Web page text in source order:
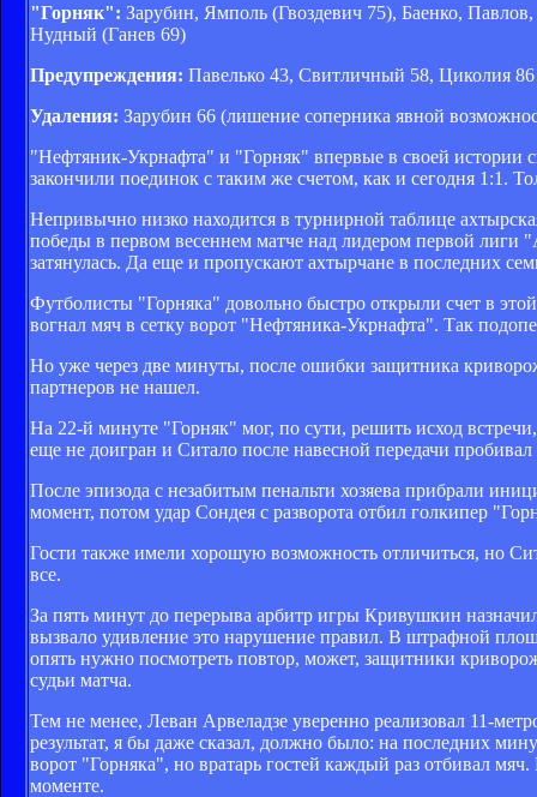
"Горняк": Зарубин, Ямполь (Гвоздевич 75), Баенко,
Нудный (Ганев 69)
Предупреждения: Павелько 43, Свитличный 58, Циколия
Удаления: Зарубин 66 (лишение соперника явной
"Нефтяник-Укрнафта" и "Горняк" впервые в своей истории
закончили поединок с таким же счетом, как и сегодня 1:1.
Непривычно низко находится в турнирной таблице
победы в первом весеннем матче над лидером первой
затянулась. Да еще и пропускают ахтырчане в последних
Футболисты "Горняка" довольно быстро открыли счет в
вогнал мяч в сетку ворот "Нефтяника-Укрнафта". Так
Но уже через две минуты, после ошибки защитника
партнеров не нашел.
На 22-й минуте "Горняк" мог, по сути, решить исход
еще не доигран и Ситало после навесной передачи
После эпизода с незабитым пенальти хозяева прибрали
момент, потом удар Сондея с разворота отбил голкипер
Гости также имели хорошую возможность отличиться, но
все.
За пять минут до перерыва арбитр игры Кривушкин
вызвало удивление это нарушение правил. В штрафной
опять нужно посмотреть повтор, может, защитники
судьи матча.
Тем не менее, Леван Арвеладзе уверенно реализовал 11-
результат, я бы даже сказал, должно было: на последних
ворот "Горняка", но вратарь гостей каждый раз отбивал
моменте.